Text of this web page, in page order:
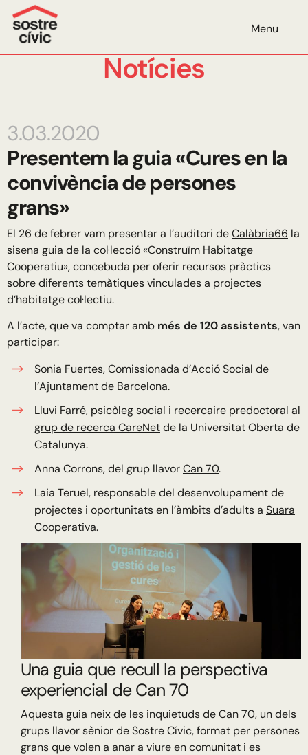
Menu
Notícies
3.03.2020
Presentem la guia «Cures en la
convivència de persones
grans»
El 26 de febrer vam presentar a l’auditori deCalàbria66 la
sisena guia de la col·lecció «Construïm Habitatge
Cooperatiu», concebuda per oferir recursos pràctics
sobre diferents temàtiques vinculades a projectes
d’habitatge col·lectiu.
A l’acte, que va comptar amb més de 120 assistents, van
participar:
Sonia Fuertes, Comissionada d’Acció Social de
l’Ajuntament de Barcelona.
Lluvi Farré, psicòleg social i recercaire predoctoral al
grup de recerca CareNetde la Universitat Oberta de
Catalunya.
Anna Corrons, del grup llavorCan 70.
Laia Teruel, responsable del desenvolupament de
projectes i oportunitats en l’àmbits d’adults a Suara
Cooperativa.
Una guia que recull la perspectiva
experiencial de Can 70
Aquesta guia neix de les inquietuds deCan 70, un dels
grups llavor sènior de Sostre Cívic, format per persones
grans que volen a anar a viure en comunitat i es